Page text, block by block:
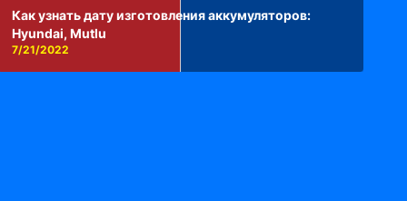
Как узнать дату изготовления аккумуляторов:
Hyundai, Mutlu
7/21/2022